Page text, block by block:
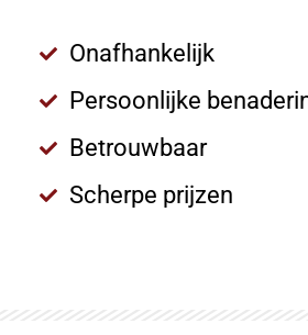
Onafhankelijk
Persoonlijke
Betrouwbaar
Scherpe prijzen